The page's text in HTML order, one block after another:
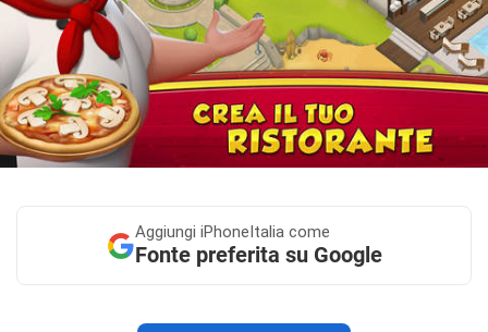
Aggiungi iPhoneItalia come
Fonte preferita su Google